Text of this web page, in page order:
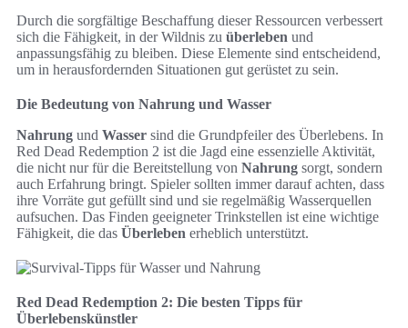
Durch die sorgfältige Beschaffung dieser Ressourcen verbessert
sich die Fähigkeit, in der Wildnis zu überleben und
anpassungsfähig zu bleiben. Diese Elemente sind entscheidend,
um in herausfordernden Situationen gut gerüstet zu sein.
Die Bedeutung von Nahrung und Wasser
Nahrung und Wasser sind die Grundpfeiler des Überlebens. In
Red Dead Redemption 2 ist die Jagd eine essenzielle Aktivität,
die nicht nur für die Bereitstellung von Nahrung sorgt, sondern
auch Erfahrung bringt. Spieler sollten immer darauf achten, dass
ihre Vorräte gut gefüllt sind und sie regelmäßig Wasserquellen
aufsuchen. Das Finden geeigneter Trinkstellen ist eine wichtige
Fähigkeit, die das Überleben erheblich unterstützt.
Red Dead Redemption 2: Die besten Tipps für
Überlebenskünstler